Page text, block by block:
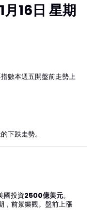
16日 星期
數本週五開盤前走勢上
下跌走勢。
國投資2500億美元。
，前景樂觀。盤前上漲